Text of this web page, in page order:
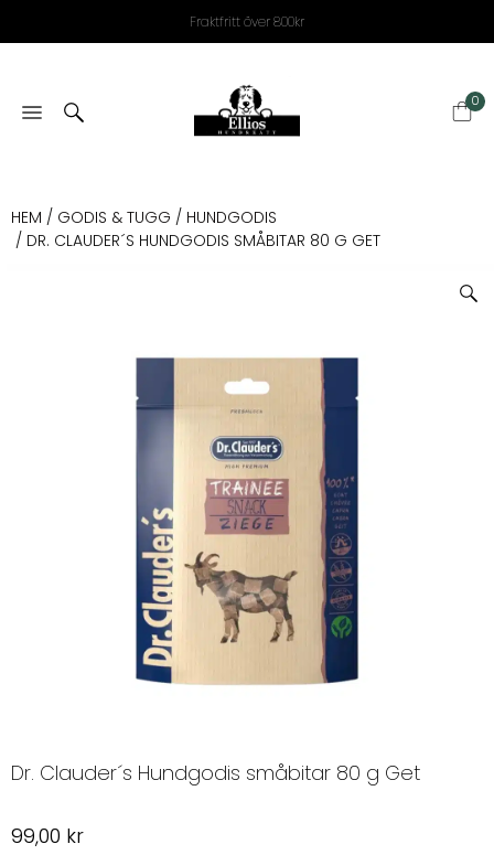
Fraktfritt över 800kr
0
HEM / GODIS & TUGG / HUNDGODIS
/ DR. CLAUDER´S HUNDGODIS SMÅBITAR 80 G GET
Dr. Clauder´s Hundgodis småbitar 80 g Get
99,00 kr